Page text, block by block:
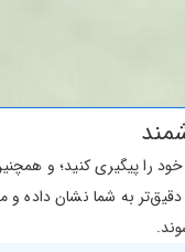
خود را پیگیری کنید؛ و
به شما نشان داده و